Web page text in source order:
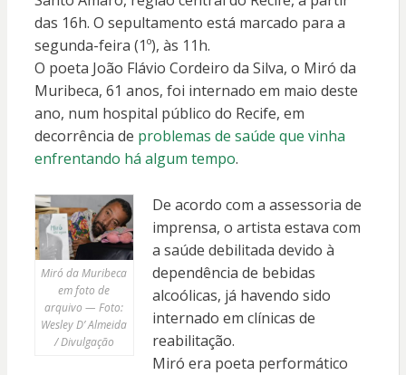
das 16h. O sepultamento está marcado para a
segunda-feira (1º), às 11h.
O poeta João Flávio Cordeiro da Silva, o Miró da
Muribeca, 61 anos, foi internado em maio deste
ano, num hospital público do Recife, em
decorrência de problemas de saúde que vinha
enfrentando há algum tempo.
Miró da Muribeca
em foto de
arquivo — Foto:
Wesley D’ Almeida
/ Divulgação
De acordo com a assessoria de
imprensa, o artista estava com
a saúde debilitada devido à
dependência de bebidas
alcoólicas, já havendo sido
internado em clínicas de
reabilitação.
Miró era poeta performático